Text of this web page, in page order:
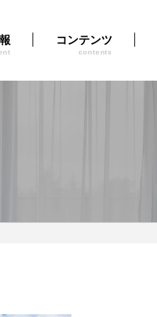
コンテンツ
contents